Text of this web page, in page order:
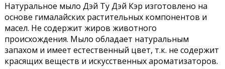
Натуральное мыло Дэй Ту Дэй Кэр изготовлено на
основе гималайских растительных компонентов и
масел. Не содержит жиров животного
происхождения. Мыло обладает натуральным
запахом и имеет естественный цвет, т.к. не содержит
красящих веществ и искусственных ароматизаторов.